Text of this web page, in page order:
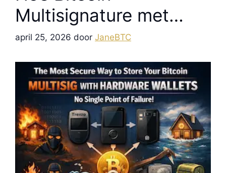
Multisignature met
Hardware Wallets je
Vermogen Beschermt
Tegen Elke Denkbare
Dreiging
april 25, 2026 door JaneBTC